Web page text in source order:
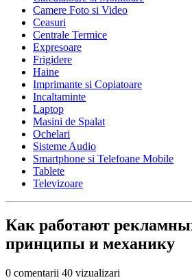
Camere Foto si Video
Ceasuri
Centrale Termice
Expresoare
Frigidere
Haine
Imprimante si Copiatoare
Incaltaminte
Laptop
Masini de Spalat
Ochelari
Sisteme Audio
Smartphone si Telefoane Mobile
Tablete
Televizoare
Как работают
принципы и механику
0 comentarii 40 vizualizari